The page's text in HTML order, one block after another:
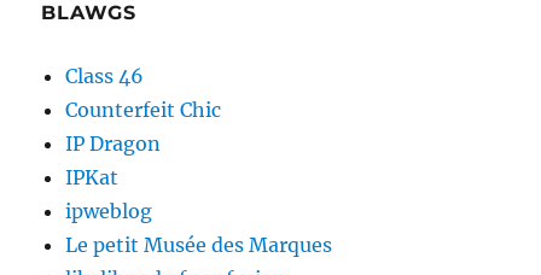
BLAWGS
Class 46
Counterfeit Chic
IP Dragon
IPKat
ipweblog
Le petit Musée des Marques